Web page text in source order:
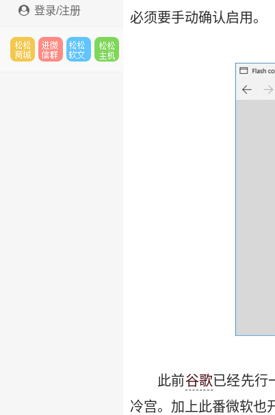
登录/注册
必须要手动确认启用。
此前谷歌已经先行
冷宫。加上此番微软也